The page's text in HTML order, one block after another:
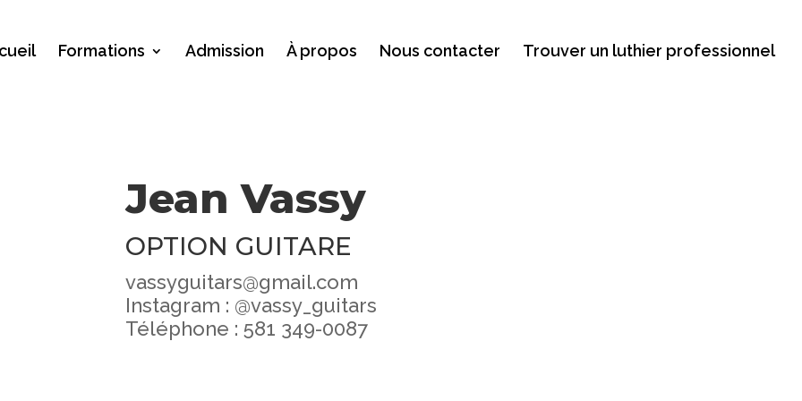
Formations Admission À propos Nous contacter Trouver un luthier professionnel
Jean Vassy
OPTION GUITARE
vassyguitars@gmail.com
Instagram : @vassy_guitars
Téléphone : 581 349-0087